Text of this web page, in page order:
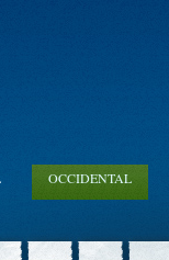
OCCIDENTAL